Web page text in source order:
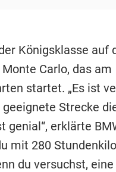
Königsklasse auf
Carlo, das am
startet. „Es ist
Strecke
erklärte
mit 280
du versuchst,